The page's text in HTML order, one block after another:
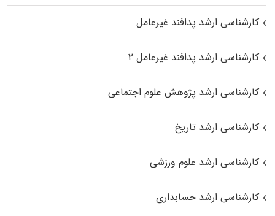
کارشناسی ارشد پدافند غیرعامل
کارشناسی ارشد پدافند غیرعامل ۲
کارشناسی ارشد پژوهش علوم اجتماعی
کارشناسی ارشد تاریخ
کارشناسی ارشد علوم ورزشی
کارشناسی ارشد حسابداری